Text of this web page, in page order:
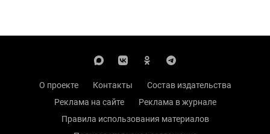
О проекте Контакты
Состав издательства
Реклама на сайте
Реклама в журнале
Правила использования материалов